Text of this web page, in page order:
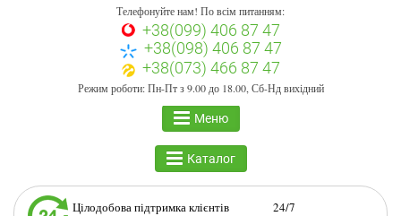
Телефонуйте нам! По всім питанням:
+38(099) 406 87 47
+38(098) 406 87 47
+38(073) 466 87 47
Режим роботи: Пн-Пт з 9.00 до 18.00, Сб-Нд вихідний
Меню
Каталог
Цілодобова підтримка клієнтів 24/7